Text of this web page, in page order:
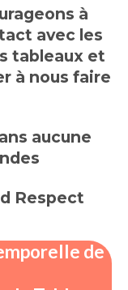
à
avec les
tableaux et
à nous faire
aucune
Respect
de